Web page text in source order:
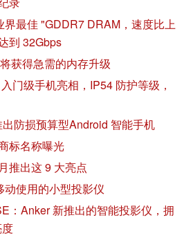
最佳 "GDDR7 DRAM，速度比上
到 32Gbps
获得急需的内存升级
门级手机亮相，IP54 防护等级，
防损预算型Android 智能手机
标名称曝光
推出这 9 大亮点
使用的小型投影仪
：Anker 新推出的智能投影仪，拥